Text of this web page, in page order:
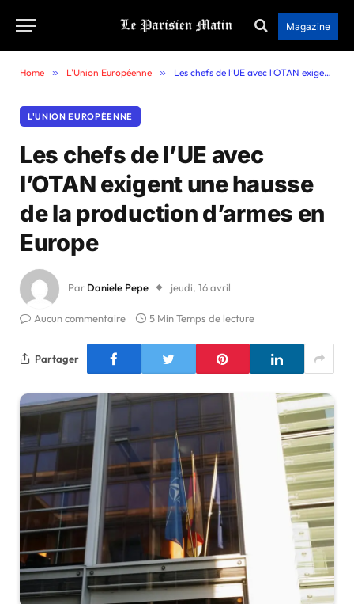
Magazine
Home » L'Union Européenne » Les chefs de l’UE avec l’OTAN exigent une hausse de la production d’armes en Europe
L'UNION EUROPÉENNE
Les chefs de l’UE avec
l’OTAN exigent une hausse
de la production d’armes en
Europe
Par Daniele Pepe jeudi, 16 avril
Aucun commentaire 5 Min Temps de lecture
Partager